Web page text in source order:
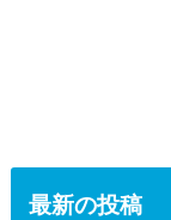
最新の投稿